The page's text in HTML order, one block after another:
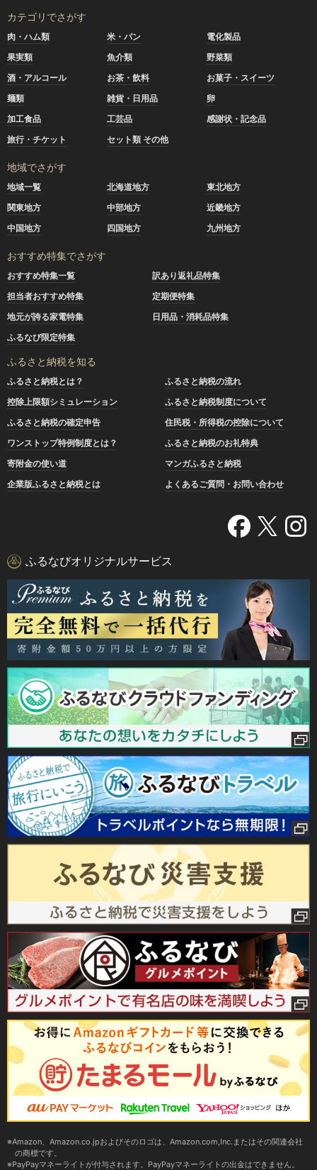
カテゴリでさがす
肉・ハム類 米・パン
電化製品
果実類
魚介類
野菜類
酒・アルコール
お茶・飲料
お菓子・スイーツ
麺類
雑貨・日用品
卵
加工食品
工芸品
感謝状・記念品
旅行・チケット
セット類 その他
地域でさがす
地域一覧 北海道地方
東北地方
関東地方
中部地方
近畿地方
中国地方
四国地方 九州地方
おすすめ特集でさがす
おすすめ特集一覧
訳あり返礼品特集
担当者おすすめ特集
定期便特集
地元が誇る家電特集
日用品・消耗品特集
ふるなび限定特集
ふるさと納税を知る
ふるさと納税とは？
ふるさと納税の流れ
控除上限額シミュレーション
ふるさと納税制度について
ふるさと納税の確定申告
住民税・所得税の控除について
ワンストップ特例制度とは？
ふるさと納税のお礼特典
寄附金の使い道
マンガふるさと納税
企業版ふるさと納税とは
よくあるご質問・お問い合わせ
ふるなびオリジナルサービス
Amazon、Amazon.co.jpおよびそのロゴは、Amazon.com,Inc.またはその関連会社
の商標です。
PayPayマネーライトが付与されます。PayPayマネーライトの出金はできません。